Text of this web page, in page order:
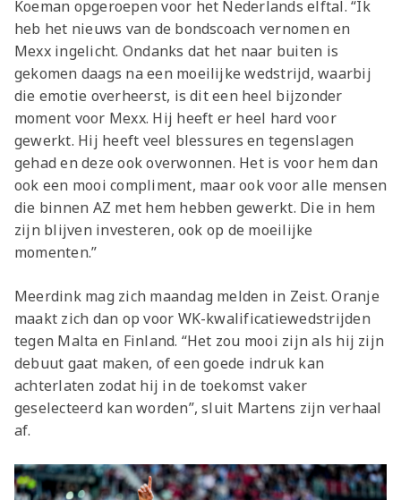
Koeman opgeroepen voor het Nederlands elftal. “Ik
heb het nieuws van de bondscoach vernomen en
Mexx ingelicht. Ondanks dat het naar buiten is
gekomen daags na een moeilijke wedstrijd, waarbij
die emotie overheerst, is dit een heel bijzonder
moment voor Mexx. Hij heeft er heel hard voor
gewerkt. Hij heeft veel blessures en tegenslagen
gehad en deze ook overwonnen. Het is voor hem dan
ook een mooi compliment, maar ook voor alle mensen
die binnen AZ met hem hebben gewerkt. Die in hem
zijn blijven investeren, ook op de moeilijke
momenten.”
Meerdink mag zich maandag melden in Zeist. Oranje
maakt zich dan op voor WK-kwalificatiewedstrijden
tegen Malta en Finland. “Het zou mooi zijn als hij zijn
debuut gaat maken, of een goede indruk kan
achterlaten zodat hij in de toekomst vaker
geselecteerd kan worden”, sluit Martens zijn verhaal
af.